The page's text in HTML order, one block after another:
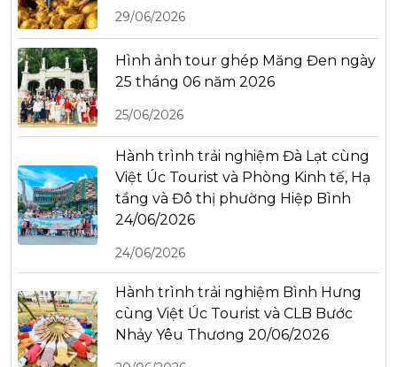
29/06/2026
Hình ảnh tour ghép Măng Đen ngày
25 tháng 06 năm 2026
25/06/2026
Hành trình trải nghiệm Đà Lạt cùng
Việt Úc Tourist và Phòng Kinh tế, Hạ
tầng và Đô thị phường Hiệp Bình
24/06/2026
24/06/2026
Hành trình trải nghiệm Bình Hưng
cùng Việt Úc Tourist và CLB Bước
Nhảy Yêu Thương 20/06/2026